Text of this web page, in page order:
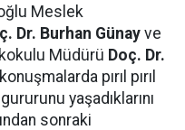
Meslek
Dr. Burhan Günay ve
Müdürü Doç. Dr.
pırıl pırıl
yaşadıklarını
sonraki